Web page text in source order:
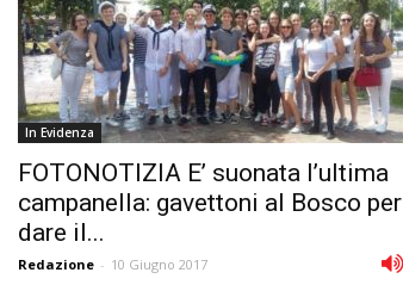
In Evidenza
FOTONOTIZIA E’ suonata l’ultima
campanella: gavettoni al Bosco per
dare il...
Redazione - 10 Giugno 2017